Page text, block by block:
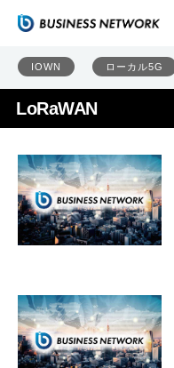
IOWN ローカル5G
LoRaWAN